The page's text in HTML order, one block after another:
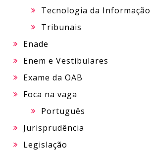
Tecnologia da Informação
Tribunais
Enade
Enem e Vestibulares
Exame da OAB
Foca na vaga
Português
Jurisprudência
Legislação